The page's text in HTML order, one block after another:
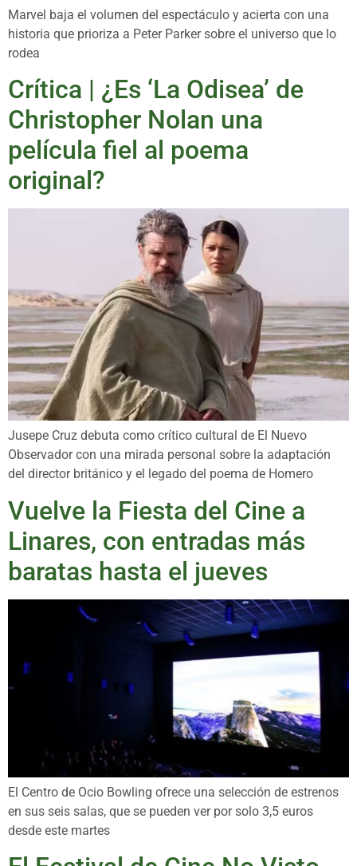
Marvel baja el volumen del espectáculo y acierta con una
historia que prioriza a Peter Parker sobre el universo que lo
rodea
Crítica | ¿Es ‘La Odisea’ de
Christopher Nolan una
película fiel al poema
original?
Jusepe Cruz debuta como crítico cultural de El Nuevo
Observador con una mirada personal sobre la adaptación
del director británico y el legado del poema de Homero
Vuelve la Fiesta del Cine a
Linares, con entradas más
baratas hasta el jueves
El Centro de Ocio Bowling ofrece una selección de estrenos
en sus seis salas, que se pueden ver por solo 3,5 euros
desde este martes